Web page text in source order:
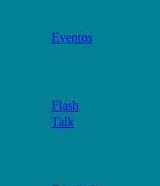
Eventos
Flash
Talk